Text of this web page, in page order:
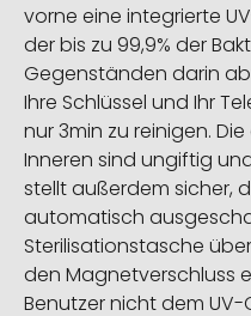
vorne eine integrierte
der bis zu 99,9% der
Gegenständen darin
Ihre Schlüssel und Ihr
nur 3min zu reinigen.
Inneren sind ungiftig
stellt außerdem sicher,
automatisch
Sterilisationstasche
den Magnetverschluss
Benutzer nicht dem